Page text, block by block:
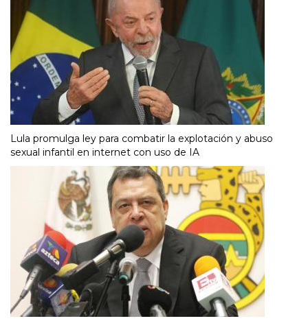
Lula promulga ley para combatir la explotación y abuso
sexual infantil en internet con uso de IA